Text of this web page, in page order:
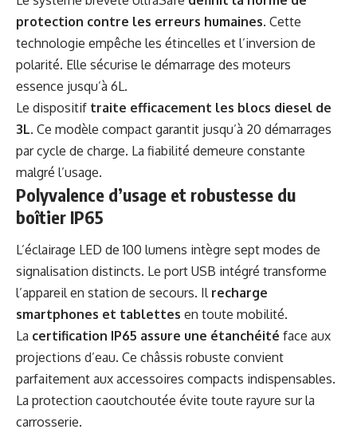
protection contre les erreurs humaines. Cette
technologie empêche les étincelles et l’inversion de
polarité. Elle sécurise le démarrage des moteurs
essence jusqu’à 6L.
Le dispositif traite efficacement les blocs diesel de
3L. Ce modèle compact garantit jusqu’à 20 démarrages
par cycle de charge. La fiabilité demeure constante
malgré l’usage.
Polyvalence d’usage et robustesse du
boîtier IP65
L’éclairage LED de 100 lumens intègre sept modes de
signalisation distincts. Le port USB intégré transforme
l’appareil en station de secours. Il recharge
smartphones et tablettes en toute mobilité.
La certification IP65 assure une étanchéité face aux
projections d’eau. Ce châssis robuste convient
parfaitement aux accessoires compacts indispensables.
La protection caoutchoutée évite toute rayure sur la
carrosserie.